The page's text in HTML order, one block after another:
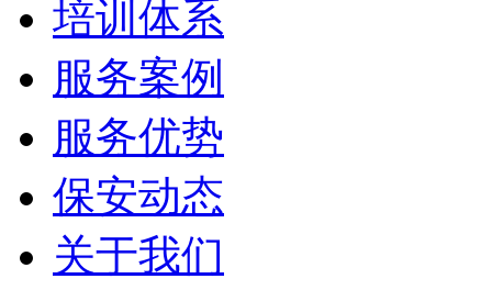
培训体系
服务案例
服务优势
保安动态
关于我们